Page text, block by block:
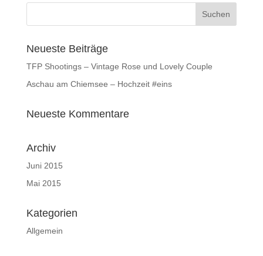
Neueste Beiträge
TFP Shootings – Vintage Rose und Lovely Couple
Aschau am Chiemsee – Hochzeit #eins
Neueste Kommentare
Archiv
Juni 2015
Mai 2015
Kategorien
Allgemein